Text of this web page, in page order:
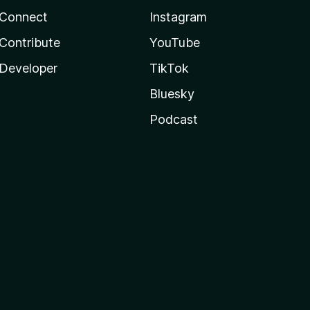
Connect
Contribute
Developer
Instagram
YouTube
TikTok
Bluesky
Podcast